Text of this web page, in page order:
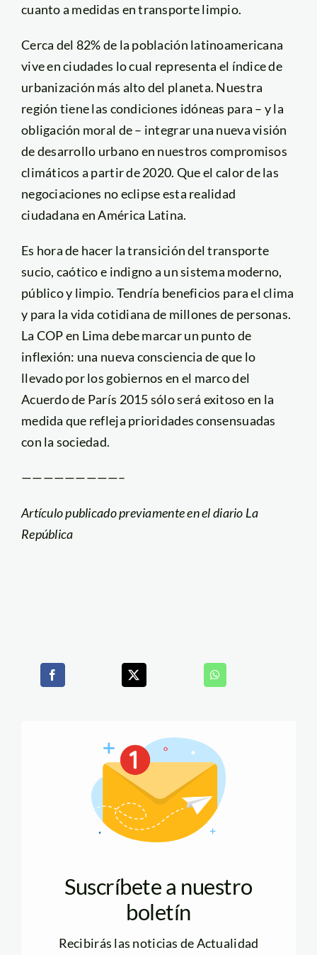
cuanto a medidas en transporte limpio.
Cerca del 82% de la población latinoamericana
vive en ciudades lo cual representa el índice de
urbanización más alto del planeta. Nuestra
región tiene las condiciones idóneas para – y la
obligación moral de – integrar una nueva visión
de desarrollo urbano en nuestros compromisos
climáticos a partir de 2020. Que el calor de las
negociaciones no eclipse esta realidad
ciudadana en América Latina.
Es hora de hacer la transición del transporte
sucio, caótico e indigno a un sistema moderno,
público y limpio. Tendría beneficios para el clima
y para la vida cotidiana de millones de personas.
La COP en Lima debe marcar un punto de
inflexión: una nueva consciencia de que lo
llevado por los gobiernos en el marco del
Acuerdo de París 2015 sólo será exitoso en la
medida que refleja prioridades consensuadas
con la sociedad.
—————————–
Artículo publicado previamente en el diario La
República
Suscríbete a nuestro
boletín
Recibirás las noticias de Actualidad